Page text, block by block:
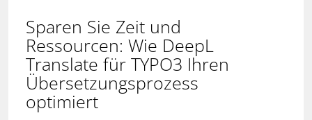
Sparen Sie Zeit und
Ressourcen: Wie DeepL
Translate für TYPO3 Ihren
Übersetzungsprozess
optimiert